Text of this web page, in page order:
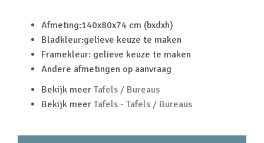
Afmeting:140x80x74 cm (bxdxh)
Bladkleur:gelieve keuze te maken
Framekleur: gelieve keuze te maken
Andere afmetingen op aanvraag
Bekijk meer Tafels / Bureaus
Bekijk meer Tafels - Tafels / Bureaus